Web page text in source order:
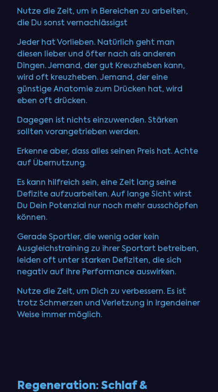
Nutze die Zeit, um in Bereichen zu arbeiten,
die Du sonst vernachlässigst
Jeder hat Vorlieben. Natürlich geht man
diesen lieber und öfter nach als anderen
Dingen. Jemand, der gut Kreuzheben kann,
wird oft kreuzheben. Jemand, der eine
günstige Anatomie zum Drücken hat, wird
eben oft drücken.
Dagegen ist nichts einzuwenden. Stärken
sollten vorangetrieben werden.
Erkenne aber, dass alles seinen Preis hat. Achte
auf Übernutzung.
Es kann hilfreich sein, eine Zeit lang seine
Defizite aufzuarbeiten. Auf lange Sicht wirst
Du Dein Potenzial nur noch mehr ausschöpfen
können.
Gerade Sportler, die wenig oder kein
Ausgleichstraining zu ihrer Sportart betreiben,
leiden oft unter starken Defiziten, die sich
negativ auf ihre Performance auswirken.
Nutze die Zeit, um Dich zu verbessern. Es ist
trotz Schmerzen und Verletzung in irgendeiner
Weise immer möglich.
Regeneration: Schlaf &